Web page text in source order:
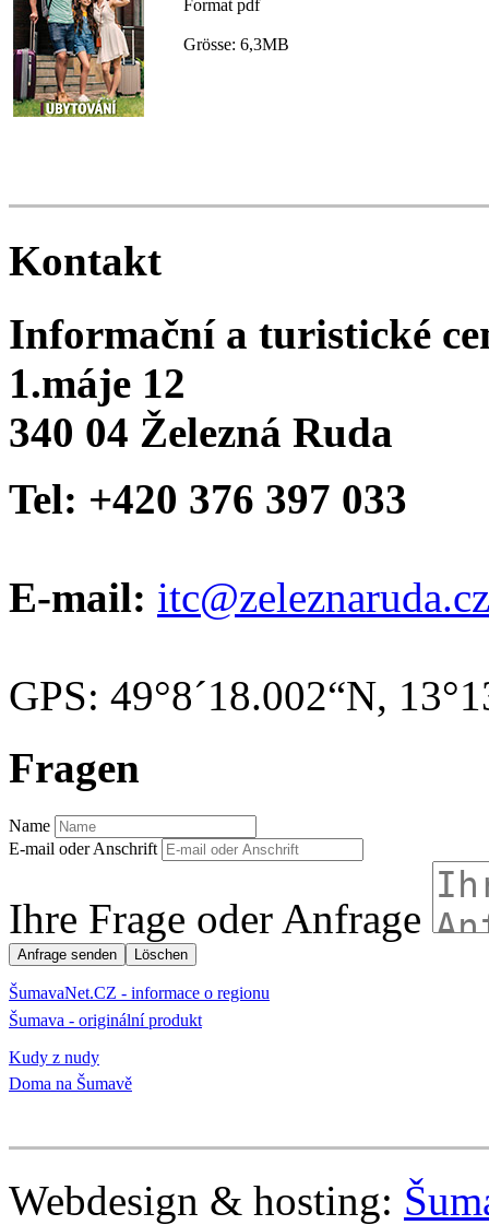
Format pdf
Grösse: 6,3MB
Kontakt
Informační a turistické
1.máje 12
340 04 Železná Ruda
Tel: +420 376 397 033
E-mail: itc@zeleznaruda.cz
GPS: 49°8´18.002“N,
Fragen
Name
E-mail oder Anschrift
Ihre Frage oder Anfrage
ŠumavaNet.CZ - informace o regionu
Šumava - originální produkt
Kudy z nudy
Doma na Šumavě
Webdesign & hosting: